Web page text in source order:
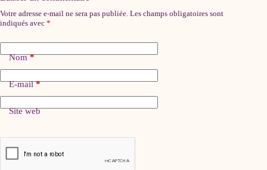
Votre adresse e-mail ne sera pas publiée. Les champs obligatoires sont
indiqués avec *
Nom*
E-mail*
Site web